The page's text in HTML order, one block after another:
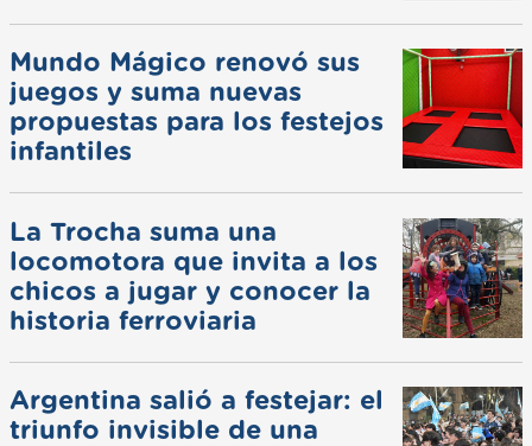
Mundo Mágico renovó sus
juegos y suma nuevas
propuestas para los festejos
infantiles
La Trocha suma una
locomotora que invita a los
chicos a jugar y conocer la
historia ferroviaria
Argentina salió a festejar: el
triunfo invisible de una